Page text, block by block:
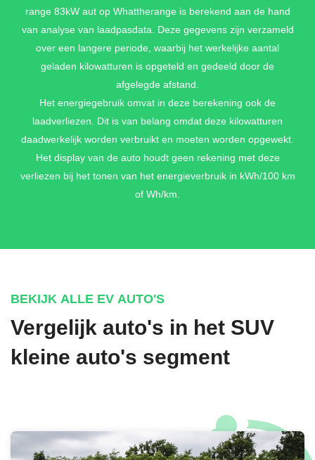
€ 880,-
€ 700,-
BRIGHT BLUE METALLIC
range 83kW aut op Whattherange is berekend aan de hand
van analyse van laadpasdata. Deze gegevens zijn verzameld
over een langere periode, waarbij het werkelijke aantal
geladen kilowatturen is opgeteld en gedeeld door de
afgelegde afstand.
Het energiegebruik omvat in deze berekening ook de
laadverliezen. Dit is van belang omdat deze kilowatturen
daadwerkelijk worden verbruikt en moeten worden opgewekt.
Het display van de auto houdt geen rekening met deze
verliezen bij het tonen van het energieverbruik in kWh/100 km
of Wh/km.
BEKIJK ALLE EV AUTO'S
Vergelijk auto's in het SUV
kleine auto's segment